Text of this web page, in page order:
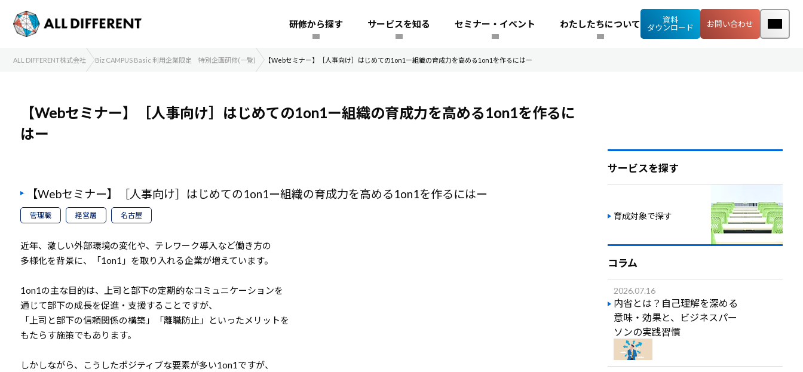
研修から探す サービスを知る セミナー・イベント わたしたちについて
資料
ダウンロード
お問い合わせ
ALL DIFFERENT株式会社 Biz CAMPUS Basic 利用企業限定 特別企画研修(一覧) 【Webセミナー】［人事向け］はじめての1on1ー組織の育成力を高める1on1を作るにはー
【Webセミナー】［人事向け］はじめての1on1ー組織の育成力を高める1on1を作るに
はー
【Webセミナー】［人事向け］はじめての1on1ー組織の育成力を高める1on1を作るにはー
管理職 経営層 名古屋
近年、激しい外部環境の変化や、テレワーク導入など働き方の
多様化を背景に、「1on1」を取り入れる企業が増えています。
1on1の主な目的は、上司と部下の定期的なコミュニケーションを
通じて部下の成長を促進・支援することですが、
「上司と部下の信頼関係の構築」「離職防止」といったメリットを
もたらす施策でもあります。
しかしながら、こうしたポジティブな要素が多い1on1ですが、
サービスを探す
育成対象で探す
コラム
2026.07.16
内省とは？自己理解を深める
意味・効果と、ビジネスパー
ソンの実践習慣